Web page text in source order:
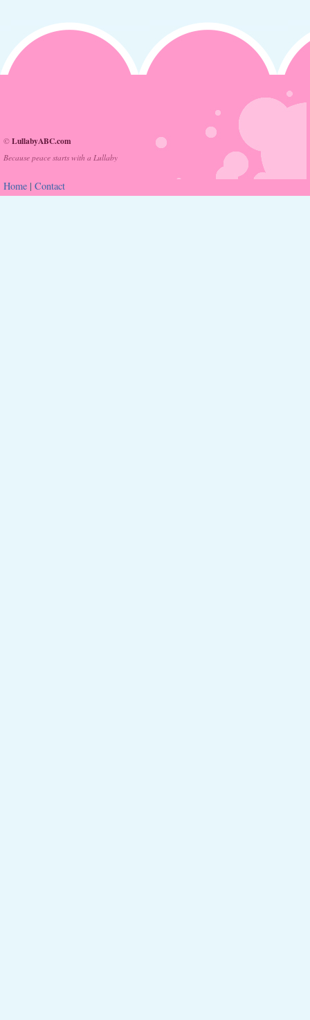
© LullabyABC.com
Because peace starts with a Lullaby
Home | Contact